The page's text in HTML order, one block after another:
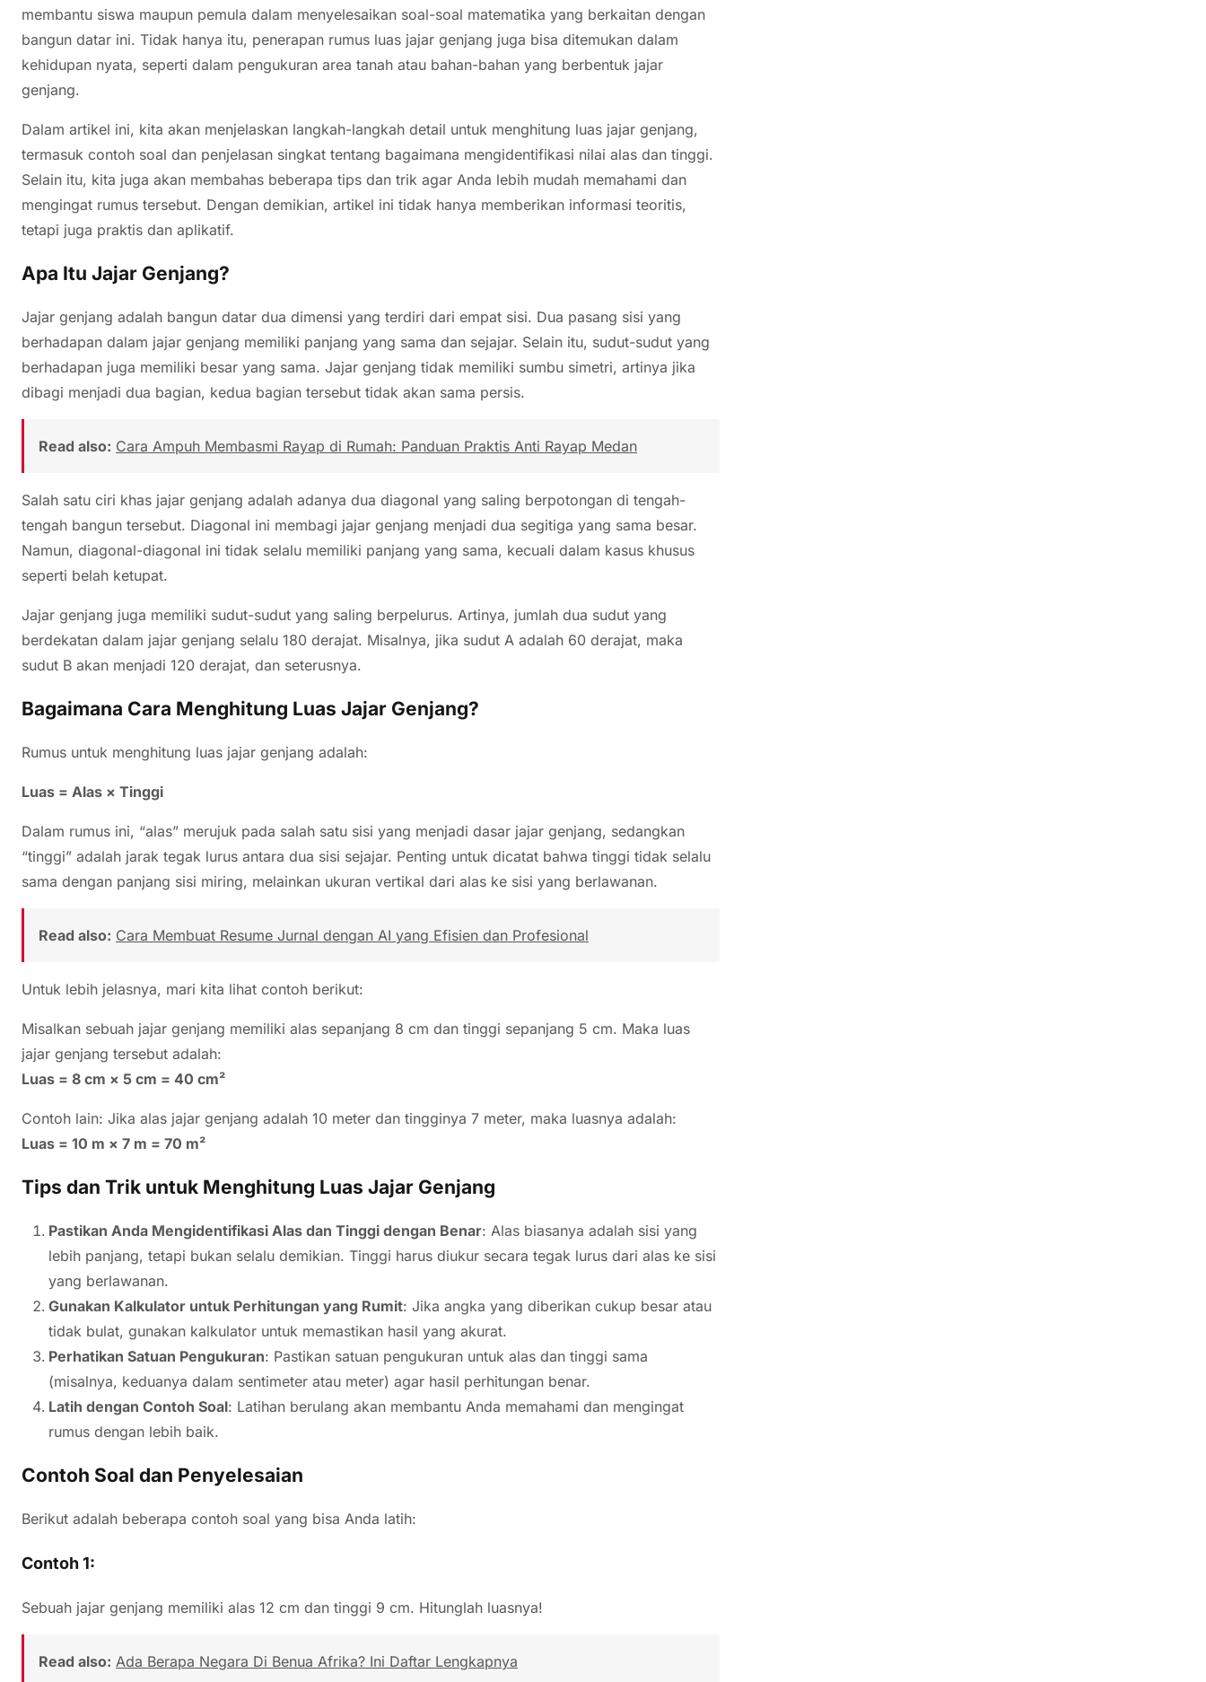
membantu siswa maupun pemula dalam menyelesaikan soal-soal matematika yang berkaitan dengan
bangun datar ini. Tidak hanya itu, penerapan rumus luas jajar genjang juga bisa ditemukan dalam
kehidupan nyata, seperti dalam pengukuran area tanah atau bahan-bahan yang berbentuk jajar
genjang.
Dalam artikel ini, kita akan menjelaskan langkah-langkah detail untuk menghitung luas jajar genjang,
termasuk contoh soal dan penjelasan singkat tentang bagaimana mengidentifikasi nilai alas dan tinggi.
Selain itu, kita juga akan membahas beberapa tips dan trik agar Anda lebih mudah memahami dan
mengingat rumus tersebut. Dengan demikian, artikel ini tidak hanya memberikan informasi teoritis,
tetapi juga praktis dan aplikatif.
Apa Itu Jajar Genjang?
Jajar genjang adalah bangun datar dua dimensi yang terdiri dari empat sisi. Dua pasang sisi yang
berhadapan dalam jajar genjang memiliki panjang yang sama dan sejajar. Selain itu, sudut-sudut yang
berhadapan juga memiliki besar yang sama. Jajar genjang tidak memiliki sumbu simetri, artinya jika
dibagi menjadi dua bagian, kedua bagian tersebut tidak akan sama persis.
Read also: Cara Ampuh Membasmi Rayap di Rumah: Panduan Praktis Anti Rayap Medan
Salah satu ciri khas jajar genjang adalah adanya dua diagonal yang saling berpotongan di tengah-
tengah bangun tersebut. Diagonal ini membagi jajar genjang menjadi dua segitiga yang sama besar.
Namun, diagonal-diagonal ini tidak selalu memiliki panjang yang sama, kecuali dalam kasus khusus
seperti belah ketupat.
Jajar genjang juga memiliki sudut-sudut yang saling berpelurus. Artinya, jumlah dua sudut yang
berdekatan dalam jajar genjang selalu 180 derajat. Misalnya, jika sudut A adalah 60 derajat, maka
sudut B akan menjadi 120 derajat, dan seterusnya.
Bagaimana Cara Menghitung Luas Jajar Genjang?
Rumus untuk menghitung luas jajar genjang adalah:
Luas = Alas × Tinggi
Dalam rumus ini, “alas” merujuk pada salah satu sisi yang menjadi dasar jajar genjang, sedangkan
“tinggi” adalah jarak tegak lurus antara dua sisi sejajar. Penting untuk dicatat bahwa tinggi tidak selalu
sama dengan panjang sisi miring, melainkan ukuran vertikal dari alas ke sisi yang berlawanan.
Read also: Cara Membuat Resume Jurnal dengan AI yang Efisien dan Profesional
Untuk lebih jelasnya, mari kita lihat contoh berikut:
Misalkan sebuah jajar genjang memiliki alas sepanjang 8 cm dan tinggi sepanjang 5 cm. Maka luas
jajar genjang tersebut adalah:
Luas = 8 cm × 5 cm = 40 cm²
Contoh lain: Jika alas jajar genjang adalah 10 meter dan tingginya 7 meter, maka luasnya adalah:
Luas = 10 m × 7 m = 70 m²
Tips dan Trik untuk Menghitung Luas Jajar Genjang
Pastikan Anda Mengidentifikasi Alas dan Tinggi dengan Benar: Alas biasanya adalah sisi yang
lebih panjang, tetapi bukan selalu demikian. Tinggi harus diukur secara tegak lurus dari alas ke sisi
yang berlawanan.
Gunakan Kalkulator untuk Perhitungan yang Rumit: Jika angka yang diberikan cukup besar atau
tidak bulat, gunakan kalkulator untuk memastikan hasil yang akurat.
Perhatikan Satuan Pengukuran: Pastikan satuan pengukuran untuk alas dan tinggi sama
(misalnya, keduanya dalam sentimeter atau meter) agar hasil perhitungan benar.
Latih dengan Contoh Soal: Latihan berulang akan membantu Anda memahami dan mengingat
rumus dengan lebih baik.
Contoh Soal dan Penyelesaian
Berikut adalah beberapa contoh soal yang bisa Anda latih:
Contoh 1:
Sebuah jajar genjang memiliki alas 12 cm dan tinggi 9 cm. Hitunglah luasnya!
Read also: Ada Berapa Negara Di Benua Afrika? Ini Daftar Lengkapnya